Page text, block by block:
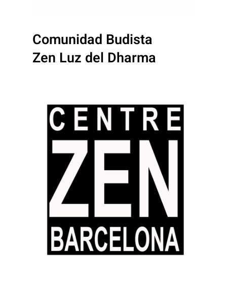
Comunidad Budista
Zen Luz del Dharma